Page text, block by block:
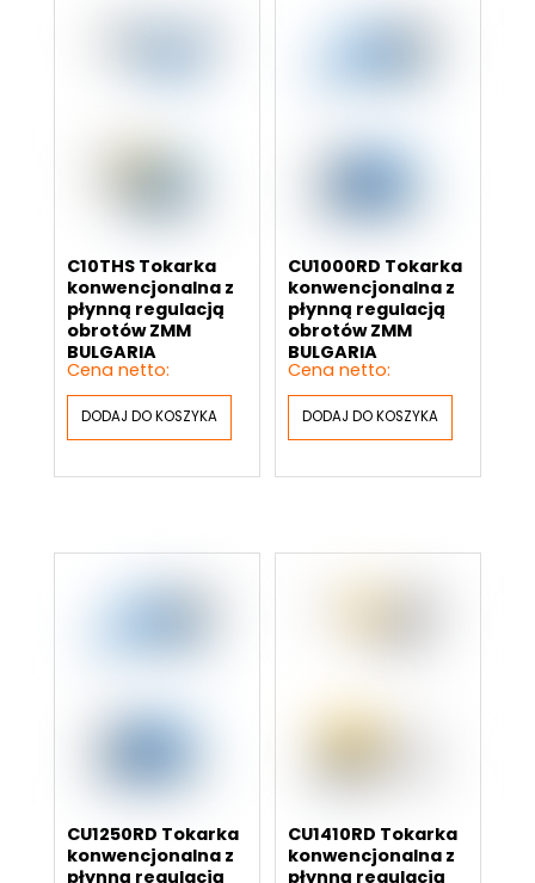
C10THS Tokarka
konwencjonalna z
płynną regulacją
obrotów ZMM
BULGARIA
DODAJ DO KOSZYKA
CU1000RD Tokarka
konwencjonalna z
płynną regulacją
obrotów ZMM
BULGARIA
DODAJ DO KOSZYKA
CU1250RD Tokarka
konwencjonalna z
płynną regulacją
CU1410RD Tokarka
konwencjonalna z
płynną regulacją